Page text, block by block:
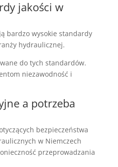
jakości w
bardzo wysokie standardy
hydraulicznej.
do tych standardów.
niezawodność i
a potrzeba
bezpieczeństwa
w Niemczech
przeprowadzania